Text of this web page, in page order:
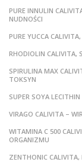
PURE INNULIN
NUDNOŚCI
PURE YUCCA
RHODIOLIN CALIVITA,
SPIRULINA MAX
TOKSYN
SUPER SOYA
VIRAGO CALIVITA –
WITAMINA C 500
ORGANIZMU
ZENTHONIC